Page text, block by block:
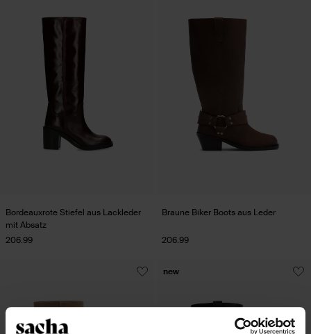
Bordeauxrote Stiefel aus Lackleder
mit Absatz
206.99
Braune Biker Boots aus Leder
206.99
new